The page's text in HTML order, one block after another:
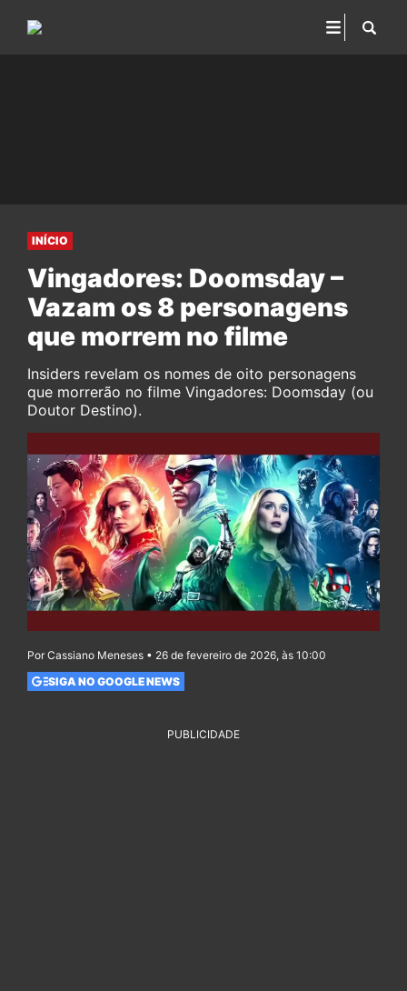
INÍCIO
Vingadores: Doomsday –
Vazam os 8 personagens
que morrem no filme
Insiders revelam os nomes de oito personagens
que morrerão no filme Vingadores: Doomsday (ou
Doutor Destino).
Por Cassiano Meneses • 26 de fevereiro de 2026, às 10:00
SIGA NO GOOGLE NEWS
PUBLICIDADE